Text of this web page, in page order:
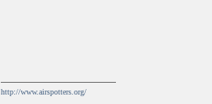
http://www.airspotters.org/